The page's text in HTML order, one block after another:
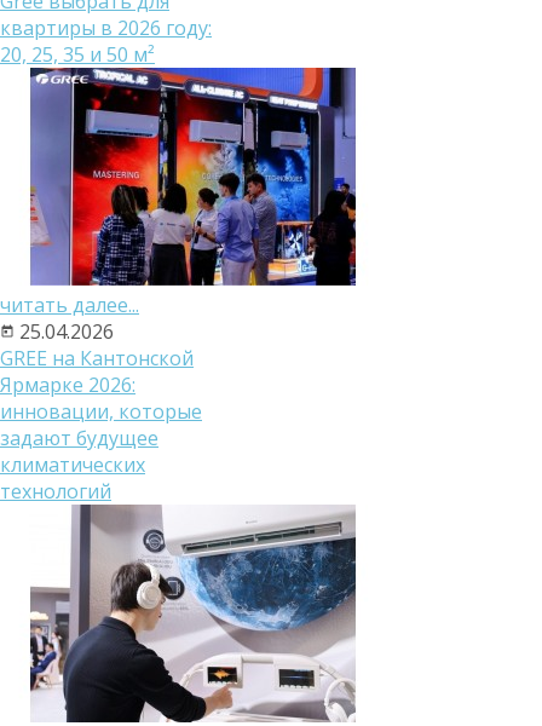
квартиры в 2026 году:
20, 25, 35 и 50 м²
читать далее...
25.04.2026
GREE на Кантонской
Ярмарке 2026:
инновации, которые
задают будущее
климатических
технологий